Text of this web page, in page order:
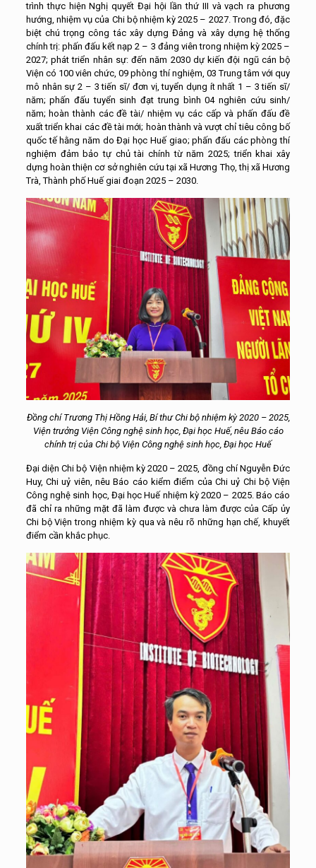
trình thực hiện Nghị quyết Đại hội lần thứ III và vạch ra phương
hướng, nhiệm vụ của Chi bộ nhiệm kỳ 2025 – 2027. Trong đó, đặc
biệt chú trọng công tác xây dựng Đảng và xây dựng hệ thống
chính trị: phấn đấu kết nạp 2 – 3 đảng viên trong nhiệm kỳ 2025 –
2027; phát triển nhân sự: đến năm 2030 dự kiến đội ngũ cán bộ
Viện có 100 viên chức, 09 phòng thí nghiệm, 03 Trung tâm với quy
mô nhân sự 2 – 3 tiến sĩ/ đơn vị, tuyển dụng ít nhất 1 – 3 tiến sĩ/
năm; phấn đấu tuyển sinh đạt trung bình 04 nghiên cứu sinh/
năm; hoàn thành các đề tài/ nhiệm vụ các cấp và phấn đấu đề
xuất triển khai các đề tài mới; hoàn thành và vượt chỉ tiêu công bố
quốc tế hằng năm do Đại học Huế giao; phấn đấu các phòng thí
nghiệm đảm bảo tự chủ tài chính từ năm 2025; triển khai xây
dựng hoàn thiện cơ sở nghiên cứu tại xã Hương Thọ, thị xã Hương
Trà, Thành phố Huế giai đoạn 2025 – 2030.
Đồng chí Trương Thị Hồng Hải, Bí thư Chi bộ nhiệm kỳ 2020 – 2025,
Viện trưởng Viện Công nghệ sinh học, Đại học Huế, nêu Báo cáo
chính trị của Chi bộ Viện Công nghệ sinh học, Đại học Huế
Đại diện Chi bộ Viện nhiệm kỳ 2020 – 2025, đồng chí Nguyễn Đức
Huy, Chi uỷ viên, nêu Báo cáo kiểm điểm của Chi uỷ Chi bộ Viện
Công nghệ sinh học, Đại học Huế nhiệm kỳ 2020 – 2025. Báo cáo
đã chỉ ra những mặt đã làm được và chưa làm được của Cấp ủy
Chi bộ Viện trong nhiệm kỳ qua và nêu rõ những hạn chế, khuyết
điểm cần khắc phục.